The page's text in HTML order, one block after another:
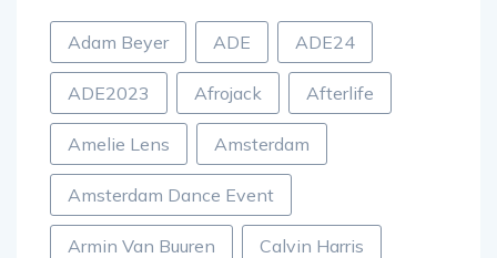
Adam Beyer ADE ADE24
ADE2023 Afrojack Afterlife
Amelie Lens Amsterdam
Amsterdam Dance Event
Armin Van Buuren Calvin Harris